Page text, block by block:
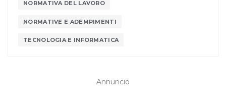
NORMATIVA DEL LAVORO
NORMATIVE E ADEMPIMENTI
TECNOLOGIA E INFORMATICA
Annuncio